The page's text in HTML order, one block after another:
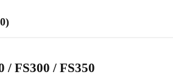
/ FS300 / FS350